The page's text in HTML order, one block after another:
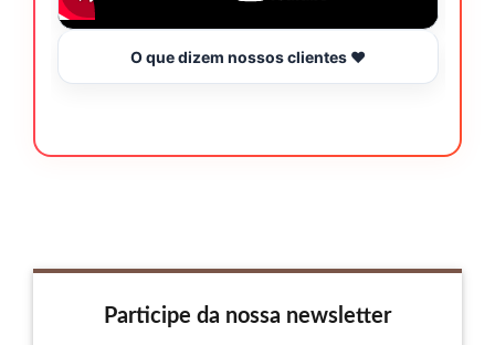
O que dizem nossos clientes ❤️
Participe da nossa newsletter